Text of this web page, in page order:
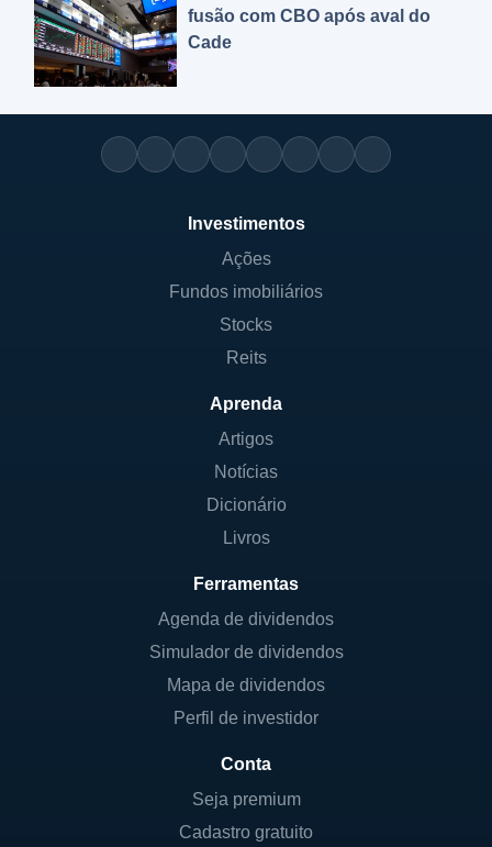
fusão com CBO após aval do
Cade
Investimentos
Ações
Fundos imobiliários
Stocks
Reits
Aprenda
Artigos
Notícias
Dicionário
Livros
Ferramentas
Agenda de dividendos
Simulador de dividendos
Mapa de dividendos
Perfil de investidor
Conta
Seja premium
Cadastro gratuito